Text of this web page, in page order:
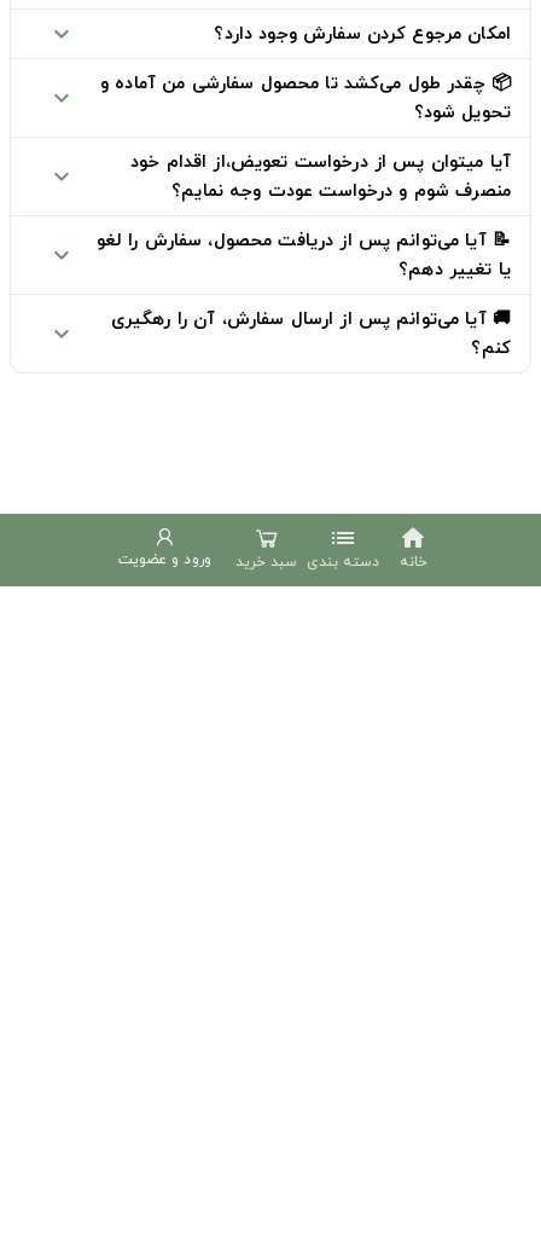
امکان مرجوع کردن سفارش وجود دارد؟ expand_more
📦 چقدر طول می‌کشد تا محصول سفارشی من آماده و
تحویل شود؟
expand_more
آیا میتوان پس از درخواست تعویض،از اقدام خود
منصرف شوم و درخواست عودت وجه نمایم؟
expand_more
📝 آیا می‌توانم پس از دریافت محصول، سفارش را لغو
یا تغییر دهم؟
expand_more
🚚 آیا می‌توانم پس از ارسال سفارش، آن را رهگیری
کنم؟
expand_more
home
خانه
list
دسته بندی سبد خرید ورود و عضویت